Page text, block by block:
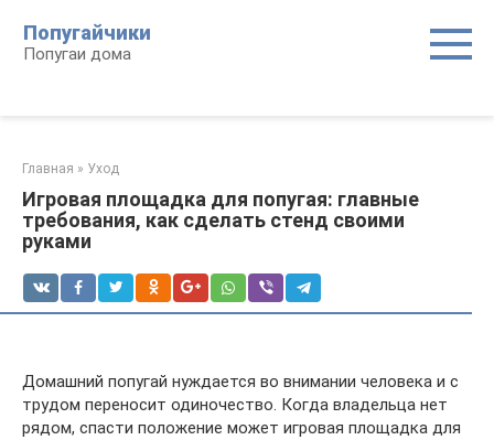
контенту
Попугайчики
Попугаи дома
Главная » Уход
Игровая площадка для попугая: главные
требования, как сделать стенд своими
руками
Домашний попугай нуждается во внимании человека и с
трудом переносит одиночество. Когда владельца нет
рядом, спасти положение может игровая площадка для